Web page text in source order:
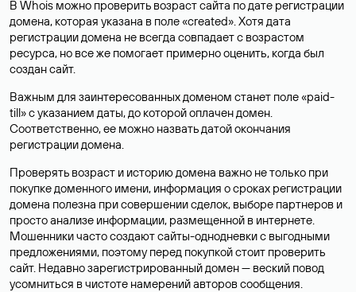
В Whois можно проверить возраст сайта по дате регистрации
домена, которая указана в поле «created». Хотя дата
регистрации домена не всегда совпадает с возрастом
ресурса, но все же помогает примерно оценить, когда был
создан сайт.
Важным для заинтересованных доменом станет поле «paid-
till» с указанием даты, до которой оплачен домен.
Соответственно, ее можно назвать датой окончания
регистрации домена.
Проверять возраст и историю домена важно не только при
покупке доменного имени, информация о сроках регистрации
домена полезна при совершении сделок, выборе партнеров и
просто анализе информации, размещенной в интернете.
Мошенники часто создают сайты-однодневки с выгодными
предложениями, поэтому перед покупкой стоит проверить
сайт. Недавно зарегистрированный домен — веский повод
усомниться в чистоте намерений авторов сообщения.